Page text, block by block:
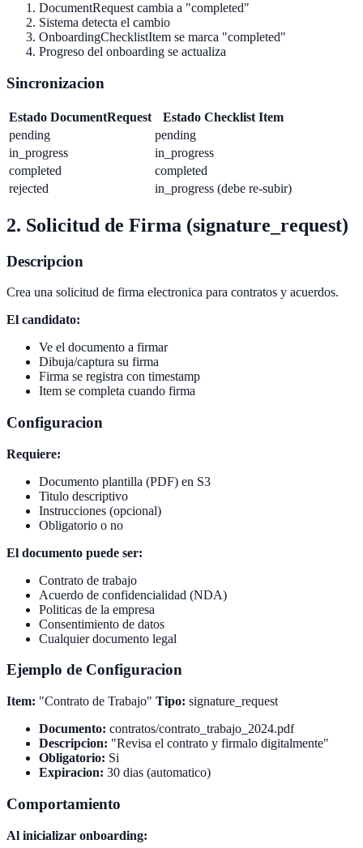
DocumentRequest cambia a "completed"
Sistema detecta el cambio
OnboardingChecklistItem se marca "completed"
Progreso del onboarding se actualiza
Sincronizacion
Estado DocumentRequest
Estado Checklist Item
pending
pending
in_progress
in_progress
completed
completed
rejected
in_progress (debe re-subir)
2. Solicitud de Firma (signature_request)
Descripcion
Crea una solicitud de firma electronica para contratos y acuerdos.
El candidato:
Ve el documento a firmar
Dibuja/captura su firma
Firma se registra con timestamp
Item se completa cuando firma
Configuracion
Requiere:
Documento plantilla (PDF) en S3
Titulo descriptivo
Instrucciones (opcional)
Obligatorio o no
El documento puede ser:
Contrato de trabajo
Acuerdo de confidencialidad (NDA)
Politicas de la empresa
Consentimiento de datos
Cualquier documento legal
Ejemplo de Configuracion
Item: "Contrato de Trabajo" Tipo: signature_request
Documento: contratos/contrato_trabajo_2024.pdf
Descripcion: "Revisa el contrato y firmalo digitalmente"
Obligatorio: Si
Expiracion: 30 dias (automatico)
Comportamiento
Al inicializar onboarding: